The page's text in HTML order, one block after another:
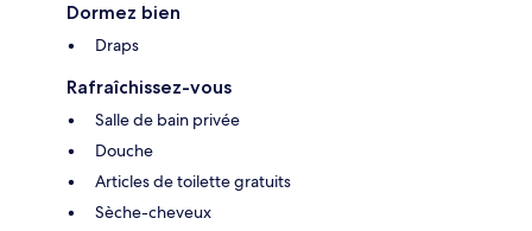
Dormez bien
Draps
Rafraîchissez-vous
Salle de bain privée
Douche
Articles de toilette gratuits
Sèche-cheveux